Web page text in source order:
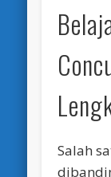
Salah